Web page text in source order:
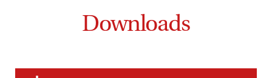
Downloads